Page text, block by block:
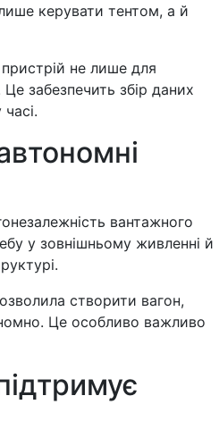
керувати тентом, а й
не лише для
забезпечить збір даних
вантажного
у зовнішньому живленні й
створити вагон,
Це особливо важливо